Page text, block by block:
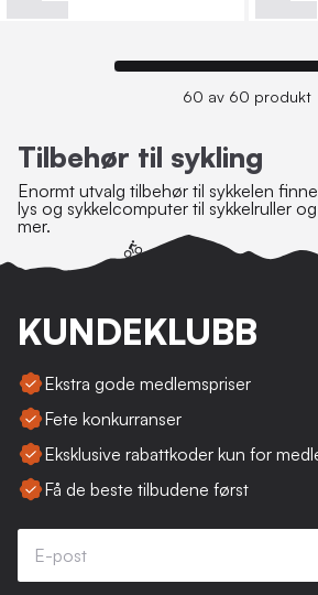
60 av 60 produkt
Tilbehør til sykling
Enormt utvalg tilbehør til sykkelen
lys og sykkelcomputer til sykkelruller
mer.
KUNDEKLUBB
Ekstra gode medlemspriser
Fete konkurranser
Eksklusive rabattkoder kun for
Få de beste tilbudene først